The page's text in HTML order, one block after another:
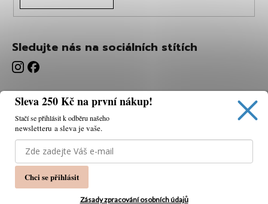
Používáme cookies, abychom vám umožnili pohodlné
prohlížení webu a díky analýze webu neustále zlepšovat
jeho funkce, výkon a použitelnost.
Sledujte nás na sociálních stítích
Sleva 250 Kč na první nákup!
Stačí se přihlásit k odběru našeho
newsletteru a sleva je vaše.
Chci se přihlásit
Zásady zpracování osobních údajů